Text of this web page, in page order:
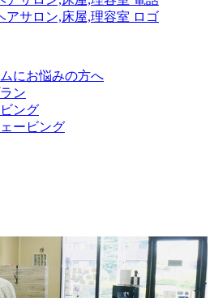
にお悩みの方へ
ン
ング
ービング